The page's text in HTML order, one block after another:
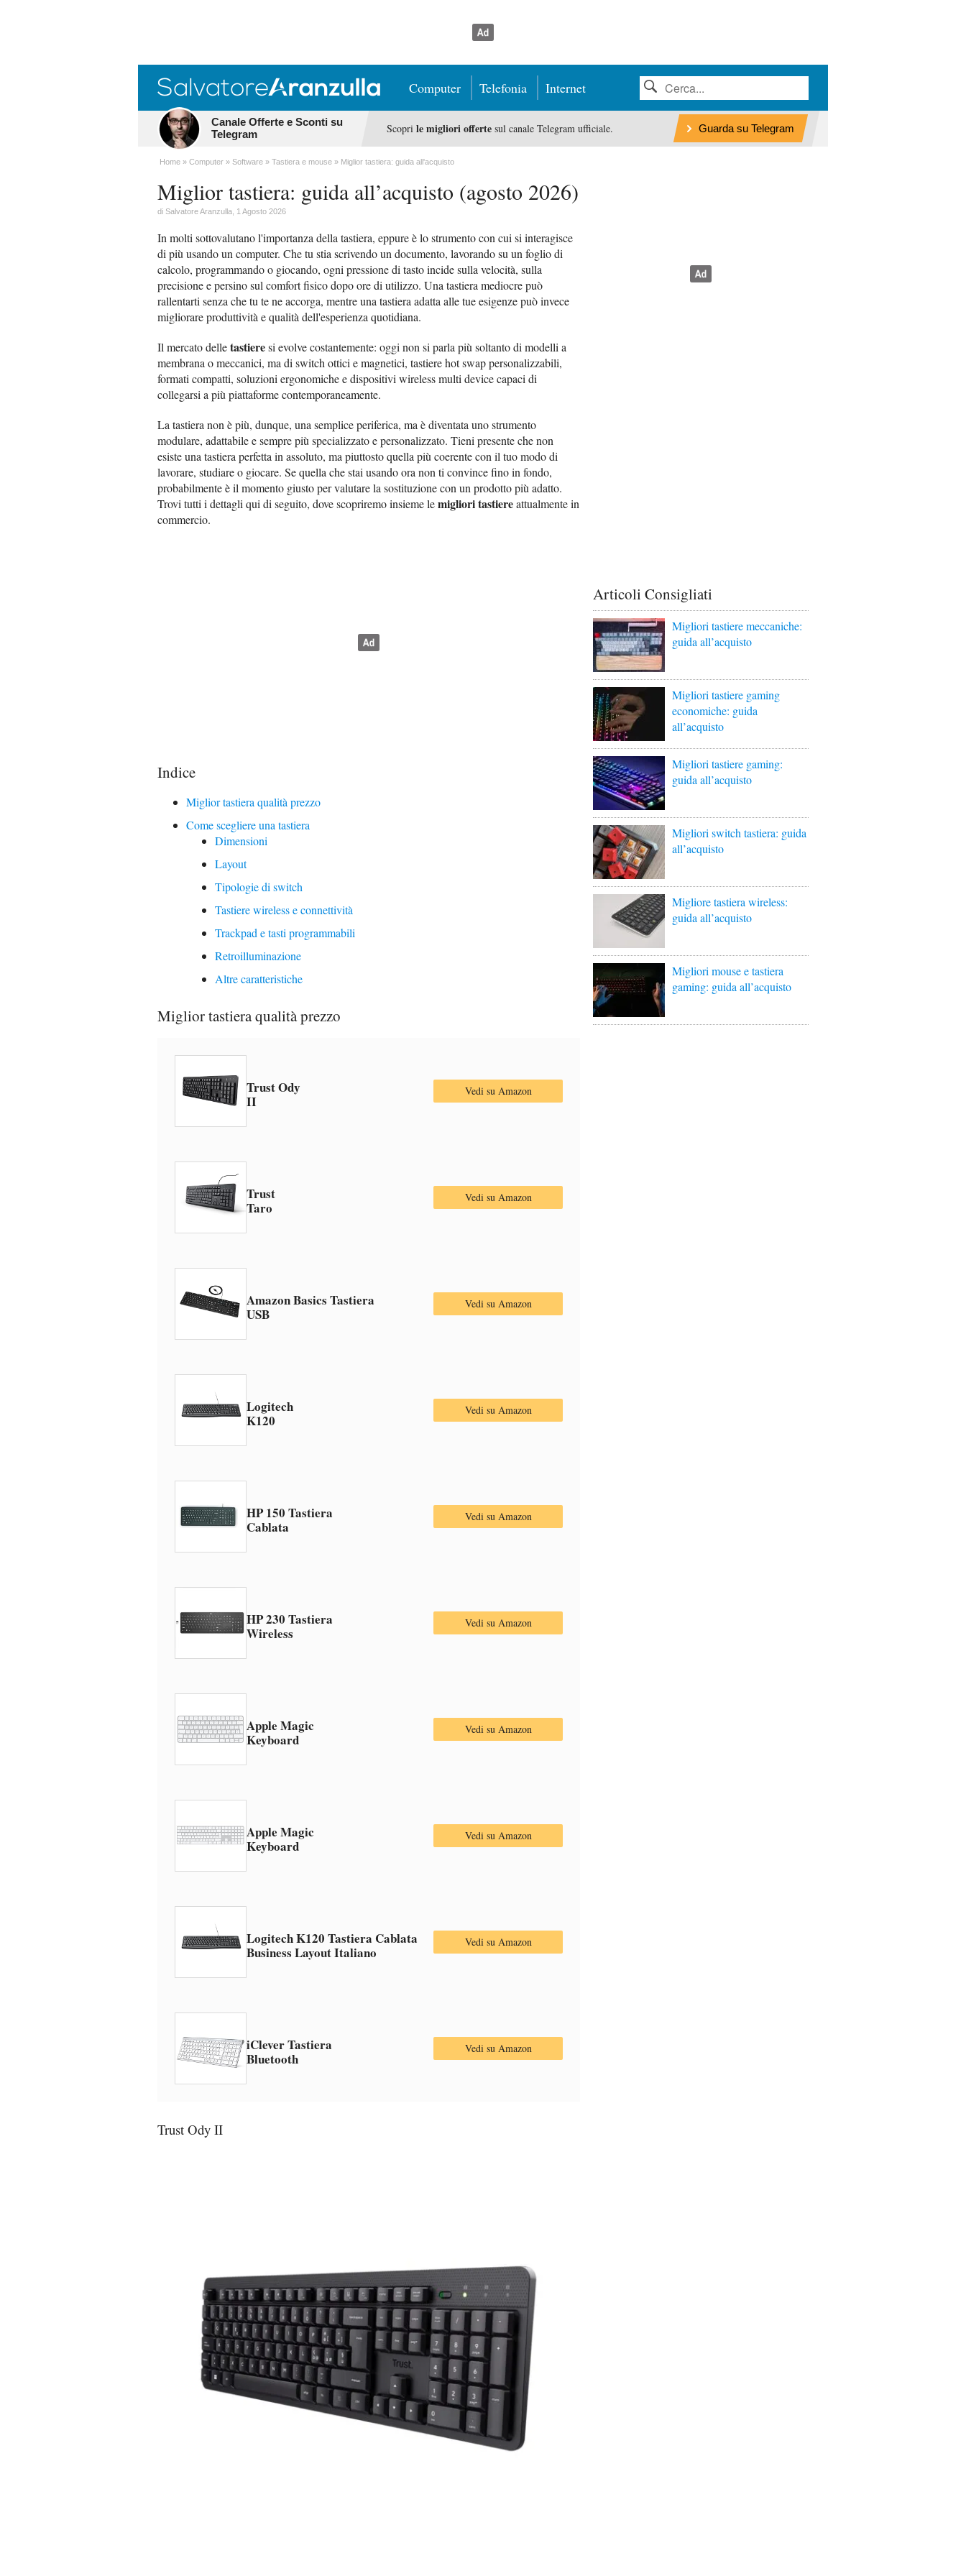
Computer Telefonia Internet
Canale Offerte e Sconti su
Telegram
Scopri le migliori offertesul canale Telegram ufficiale. Guarda su Telegram
Home Computer Software Tastiera e mouse Miglior tastiera: guida all'acquisto
Miglior tastiera: guida all’acquisto (agosto 2026)
di Salvatore Aranzulla , 1 Agosto 2026
In molti sottovalutano l'importanza della tastiera, eppure è lo strumento con cui si interagisce
di più usando un computer. Che tu stia scrivendo un documento, lavorando su un foglio di
calcolo, programmando o giocando, ogni pressione di tasto incide sulla velocità, sulla
precisione e persino sul comfort fisico dopo ore di utilizzo. Una tastiera mediocre può
rallentarti senza che tu te ne accorga, mentre una tastiera adatta alle tue esigenze può invece
migliorare produttività e qualità dell'esperienza quotidiana.
Il mercato delletastieresi evolve costantemente: oggi non si parla più soltanto di modelli a
membrana o meccanici, ma di switch ottici e magnetici, tastiere hot swap personalizzabili,
formati compatti, soluzioni ergonomiche e dispositivi wireless multi device capaci di
collegarsi a più piattaforme contemporaneamente.
La tastiera non è più, dunque, una semplice periferica, ma è diventata uno strumento
modulare, adattabile e sempre più specializzato e personalizzato. Tieni presente che non
esiste una tastiera perfetta in assoluto, ma piuttosto quella più coerente con il tuo modo di
lavorare, studiare o giocare. Se quella che stai usando ora non ti convince fino in fondo,
probabilmente è il momento giusto per valutare la sostituzione con un prodotto più adatto.
Trovi tutti i dettagli qui di seguito, dove scopriremo insieme lemigliori tastiereattualmente in
commercio.
Indice
Miglior tastiera qualità prezzo
Come scegliere una tastiera
Dimensioni
Layout
Tipologie di switch
Tastiere wireless e connettività
Trackpad e tasti programmabili
Retroilluminazione
Altre caratteristiche
Miglior tastiera qualità prezzo
Trust Ody
II
Vedi su Amazon
Trust
Taro
Vedi su Amazon
Amazon Basics Tastiera
USB
Vedi su Amazon
Logitech
K120
Vedi su Amazon
HP 150 Tastiera
Cablata
Vedi su Amazon
HP 230 Tastiera
Wireless
Vedi su Amazon
Apple Magic
Keyboard
Vedi su Amazon
Apple Magic
Keyboard
Vedi su Amazon
Logitech K120 Tastiera Cablata
Business Layout Italiano
Vedi su Amazon
iClever Tastiera
Bluetooth
Vedi su Amazon
Trust Ody II
Articoli Consigliati
Migliori tastiere meccaniche:
guida all’acquisto
Migliori tastiere gaming
economiche: guida
all’acquisto
Migliori tastiere gaming:
guida all’acquisto
Migliori switch tastiera: guida
all’acquisto
Migliore tastiera wireless:
guida all’acquisto
Migliori mouse e tastiera
gaming: guida all’acquisto